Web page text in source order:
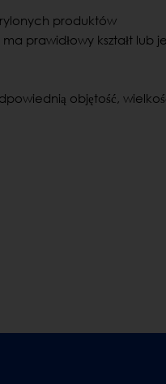
produktów
prawidłowy kształt lub
objętość,